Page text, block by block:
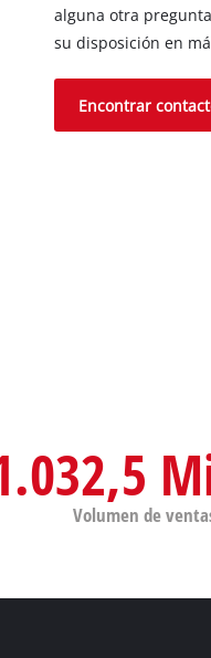
alguna otra
su disposición en
Encontrar
Volumen de